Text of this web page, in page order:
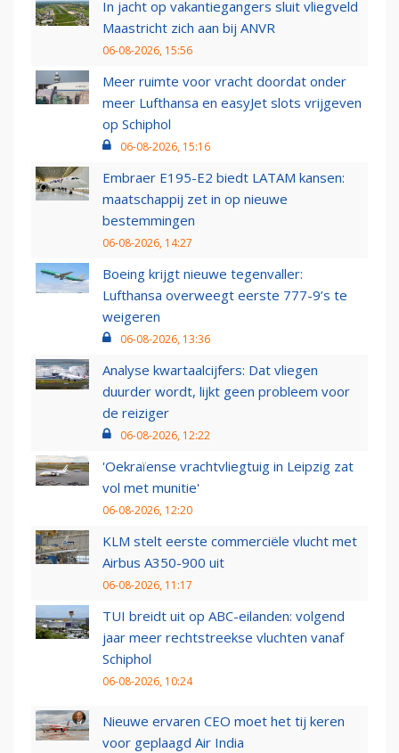
In jacht op vakantiegangers sluit vliegveld
Maastricht zich aan bij ANVR
06-08-2026, 15:56
Meer ruimte voor vracht doordat onder
meer Lufthansa en easyJet slots vrijgeven
op Schiphol
06-08-2026, 15:16
Embraer E195-E2 biedt LATAM kansen:
maatschappij zet in op nieuwe
bestemmingen
06-08-2026, 14:27
Boeing krijgt nieuwe tegenvaller:
Lufthansa overweegt eerste 777-9’s te
weigeren
06-08-2026, 13:36
Analyse kwartaalcijfers: Dat vliegen
duurder wordt, lijkt geen probleem voor
de reiziger
06-08-2026, 12:22
'Oekraïense vrachtvliegtuig in Leipzig zat
vol met munitie'
06-08-2026, 12:20
KLM stelt eerste commerciële vlucht met
Airbus A350-900 uit
06-08-2026, 11:17
TUI breidt uit op ABC-eilanden: volgend
jaar meer rechtstreekse vluchten vanaf
Schiphol
06-08-2026, 10:24
Nieuwe ervaren CEO moet het tij keren
voor geplaagd Air India